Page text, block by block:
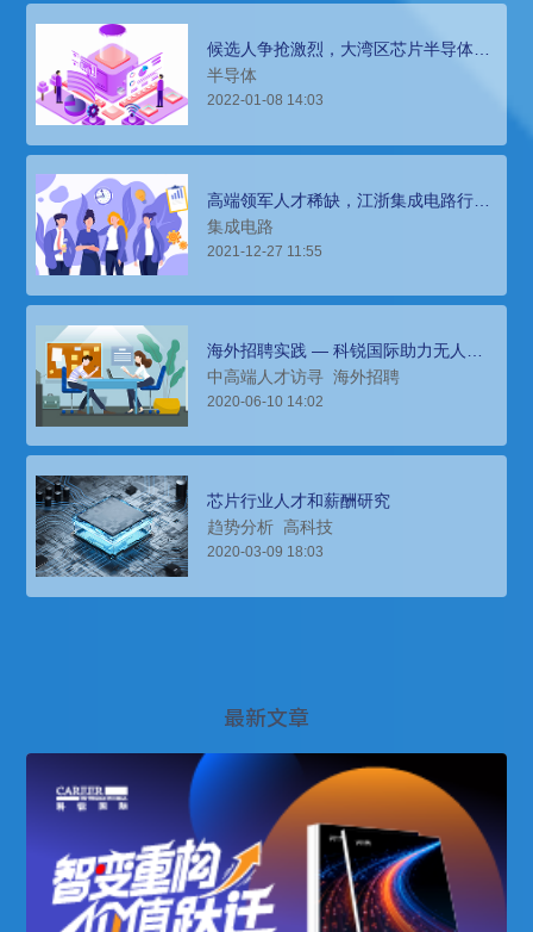
候选人争抢激烈，大湾区芯片半导体人
才薪酬报告
半导体
2022-01-08 14:03
高端领军人才稀缺，江浙集成电路行业
人才薪酬报告
集成电路
2021-12-27 11:55
海外招聘实践 — 科锐国际助力无人机
生产商打造高清航拍世界
中高端人才访寻 海外招聘
2020-06-10 14:02
芯片行业人才和薪酬研究
趋势分析 高科技
2020-03-09 18:03
最新文章